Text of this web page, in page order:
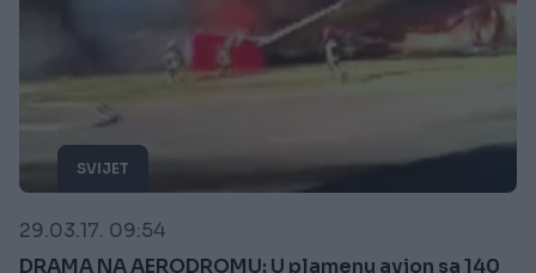
SVIJET
29.03.17. 09:54
DRAMA NA AERODROMU: U plamenu avion sa 140